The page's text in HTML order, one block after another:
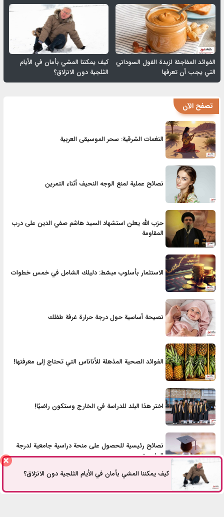
الفوائد المفاجئة لزبدة الفول السوداني
التي يجب أن تعرفها
كيف يمكننا المشي بأمان في الأيام
الثلجية دون الانزلاق؟
تصفح الآن
النغمات الشرقية: سحر الموسيقى العربية
نصائح عملية لمنع الوجه النحيف أثناء التمرين
حزب الله يعلن استشهاد السيد هاشم صفي الدين على درب
المقاومة
الاستثمار بأسلوب مبسّط: دليلك الشامل في خمس خطوات
نصيحة أساسية حول درجة حرارة غرفة طفلك
الفوائد الصحية المذهلة للأناناس التي تحتاج إلى معرفتها!
اختر هذا البلد للدراسة في الخارج وستكون راضيًا!
نصائح رئيسية للحصول على منحة دراسية جامعية لدرجة
الماجستير
الأكثر مشاهدة
كيف يمكننا المشي بأمان في الأيام الثلجية دون الانزلاق؟